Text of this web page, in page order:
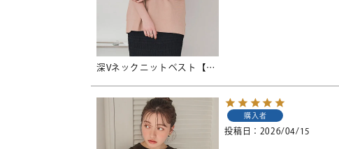
深Vネックニットベスト【メール便可／100】
購入者
投稿日 2026/04/15